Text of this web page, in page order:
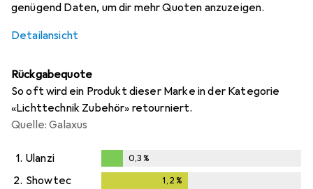
genügend Daten, um dir mehr Quoten anzuzeigen.
Detailansicht
Rückgabequote
So oft wird ein Produkt dieser Marke in der Kategorie
«Lichttechnik Zubehör» retourniert.
Quelle: Galaxus
1. Ulanzi
0,3%
0,3%
2. Showtec 1,2 %